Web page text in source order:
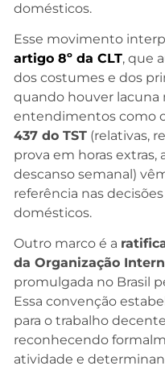
domésticos.
Esse movimento
artigo 8º da CLT, que
dos costumes e dos
quando houver lacuna
entendimentos como
437 do TST (relativas,
prova em horas extras,
descanso semanal)
referência nas
domésticos.
Outro marco é a
da Organização
promulgada no Brasil
Essa convenção
para o trabalho
reconhecendo
atividade e